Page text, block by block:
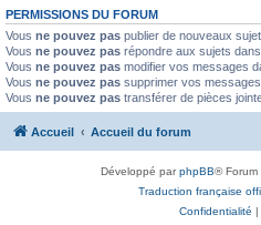
PERMISSIONS DU FORUM
Vous ne pouvez pas publier de nouveaux
Vous ne pouvez pas répondre aux sujets
Vous ne pouvez pas modifier vos messages
Vous ne pouvez pas supprimer vos
Vous ne pouvez pas transférer de pièces
Accueil Accueil du forum
Développé parphpBB® Forum
Traduction française
Confidentialité |